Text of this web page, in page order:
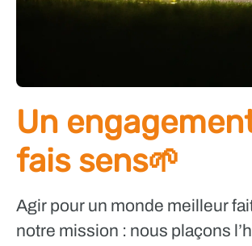
Un
fais sens🌱
Agir pour un monde meilleur
notre mission : nous plaçons